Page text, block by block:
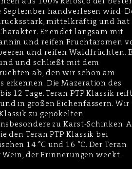
handverlesen wird.
mittelkräftig und hat
Er endet langsam mit
und reifen Fruchtaromen
und reifen Waldfrüchten.
und schließt mit dem
ab, den wir schon am
erkennen. Die Mazeration des
12 Tage. Teran PTP Klassik
in großen Eichenfässern. Wir
zu gepökelten
zu Karst-Schinken.
den Teran PTP Klassik bei
14 °C und 16 °C. Der Teran
Wein, der Erinnerungen weckt.